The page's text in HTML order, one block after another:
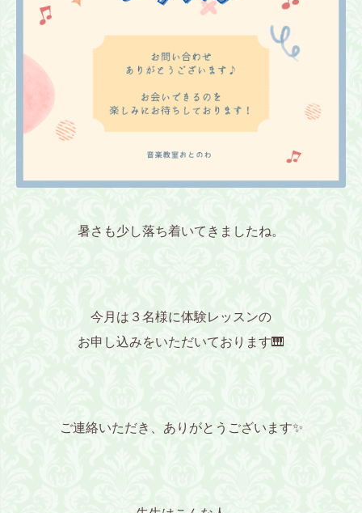
暑さも少し落ち着いてきましたね。
今月は３名様に体験レッスンの
お申し込みをいただいております🎹
ご連絡いただき、ありがとうございます✨